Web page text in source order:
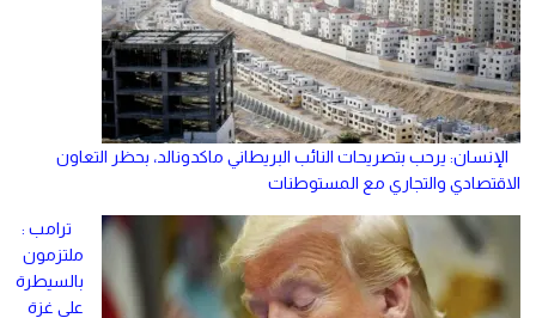
الإنسان: يرحب بتصريحات النائب البريطاني ماكدونالد، بحظر التعاون
الاقتصادي والتجاري مع المستوطنات
ترامب :
ملتزمون
بالسيطرة
على غزة